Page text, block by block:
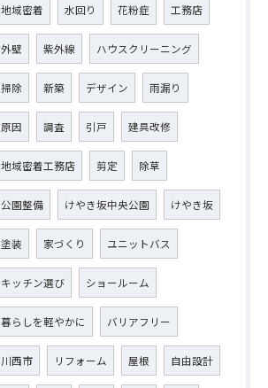
地域密着 水回り 花粉症 工務店
外壁 紫外線 ハウスクリーニング
掃除 新築 デザイン 雨漏り
原因 調査 引戸 建具改修
地域密着工務店 剪定 除草
公園整備 けやき坂中央公園 けやき坂
塗装 家づくり ユニットバス
キッチン選び ショールーム
暮らしを軽やかに バリアフリー
川西市 リフォーム 屋根 自由設計